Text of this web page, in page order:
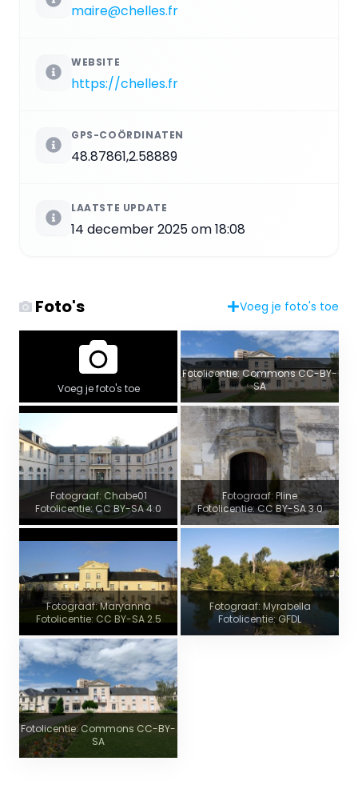
maire@chelles.fr
WEBSITE
https://chelles.fr
GPS-COÖRDINATEN
48.87861,2.58889
LAATSTE UPDATE
14 december 2025 om 18:08
Foto's Voeg je foto's toe
Voeg je foto's toe
Fotolicentie: Commons CC-BY-
SA
Fotograaf: Chabe01
Fotolicentie: CC BY-SA 4.0
Fotograaf: Pline
Fotolicentie: CC BY-SA 3.0
Fotograaf: Maryanna
Fotolicentie: CC BY-SA 2.5
Fotograaf: Myrabella
Fotolicentie: GFDL
Fotolicentie: Commons CC-BY-
SA